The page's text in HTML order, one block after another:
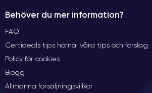
Behöver du mer information?
FAQ
Certideals tips hörna: våra tips och förslag
Policy för cookies
Blogg
Allmänna försäljningsvillkor